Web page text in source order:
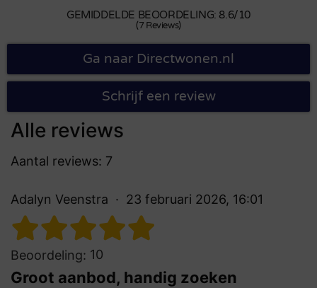
GEMIDDELDE BEOORDELING: 8.6/10
(7 Reviews)
Ga naar Directwonen.nl
Schrijf een review
Alle reviews
Aantal reviews: 7
Adalyn Veenstra 23 februari 2026, 16:01
Beoordeling: 10
Groot aanbod, handig zoeken